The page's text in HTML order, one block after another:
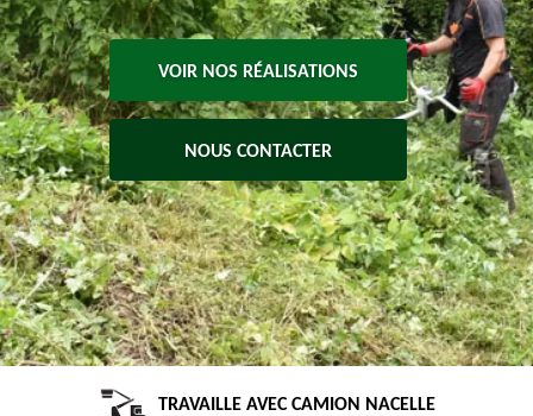
VOIR NOS RÉALISATIONS
NOUS CONTACTER
TRAVAILLE AVEC CAMION NACELLE